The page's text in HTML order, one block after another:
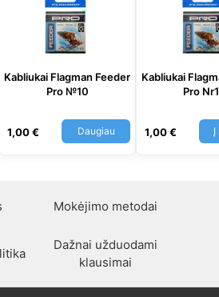
Kabliukai Flagman Feeder
Pro №10
1,00€ Daugiau
Kabliukai
Pro
1,00€ Į
Mokėjimo metodai
Dažnai užduodami
klausimai